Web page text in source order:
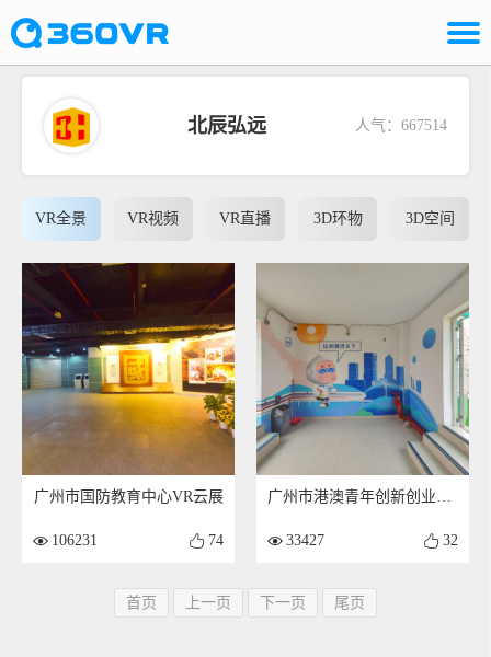
北辰弘远 人气：667514
VR全景 VR视频 VR直播 3D环物 3D空间
广州市国防教育中心VR云展
106231 74
广州市港澳青年创新创业服务中心VR全景
33427 32
首页 上一页 下一页 尾页